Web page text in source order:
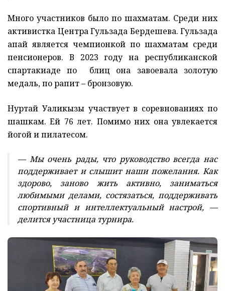
Много участников было по шахматам. Среди них
активистка Центра Гульзада Бердешева. Гульзада
апай является чемпионкой по шахматам среди
пенсионеров. В 2023 году на республиканской
спартакиаде по блиц она завоевала золотую
медаль, по рапит – бронзовую.
Нуртай Уаликызы участвует в соревнованиях по
шашкам. Ей 76 лет. Помимо них она увлекается
йогой и пилатесом.
— Мы очень рады, что руководство всегда нас
поддерживает и слышит наши пожелания. Как
здорово, заново жить активно, заниматься
любимыми делами, состязаться, поддерживать
спортивный и интеллектуальный настрой, —
делится участница турнира.